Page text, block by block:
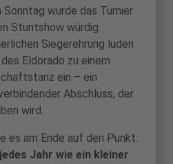
Sonntag wurde das Turnier
Stuntshow würdig
Siegerehrung luden
Eldorado zu einem
ein – ein
Abschluss, der
wird.
es am Ende auf den Punkt:
Jahr wie ein kleiner